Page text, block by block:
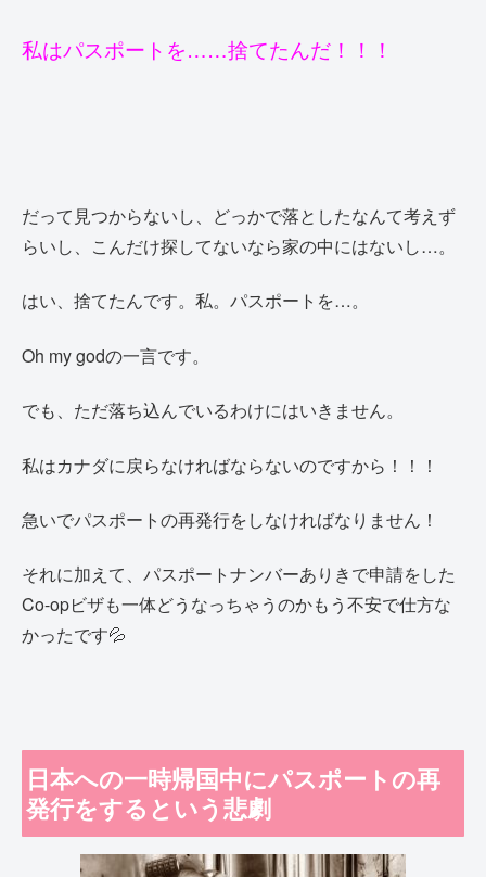
私はパスポートを……捨てたんだ！！！
だって見つからないし、どっかで落としたなんて考えず
らいし、こんだけ探してないなら家の中にはないし…。
はい、捨てたんです。私。パスポートを…。
Oh my godの一言です。
でも、ただ落ち込んでいるわけにはいきません。
私はカナダに戻らなければならないのですから！！！
急いでパスポートの再発行をしなければなりません！
それに加えて、パスポートナンバーありきで申請をした
Co-opビザも一体どうなっちゃうのかもう不安で仕方な
かったです💦
日本への一時帰国中にパスポートの再
発行をするという悲劇